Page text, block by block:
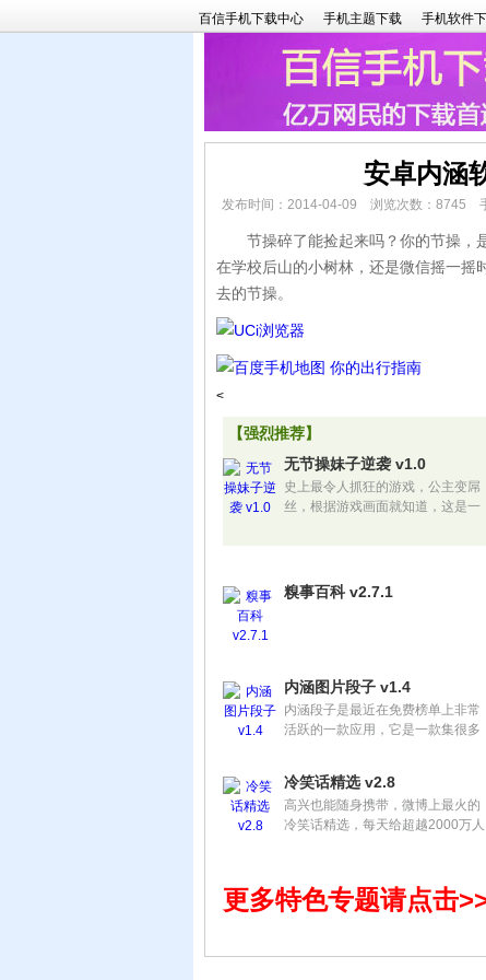
百信手机下载中心 手机主题下载 手机软件
安卓内涵
发布时间：2014-04-09 浏览次数：8745
节操碎了能捡起来吗？你的节操，是
在学校后山的小树林，还是微信摇一摇
去的节操。
<
【强烈推荐】
无节操妹子逆袭 v1.0
史上最令人抓狂的游戏，公主变屌
丝，根据游戏画面就知道，这是一
龊，玩家需要使用鼠标点击触发剧
糗事百科 v2.7.1
内涵图片段子 v1.4
内涵段子是最近在免费榜单上非常
活跃的一款应用，它是一款集很多
冷笑话精选 v2.8
高兴也能随身携带，微博上最火的
冷笑话精选，每天给超越2000万人
的必备猛药！
更多特色专题请点击